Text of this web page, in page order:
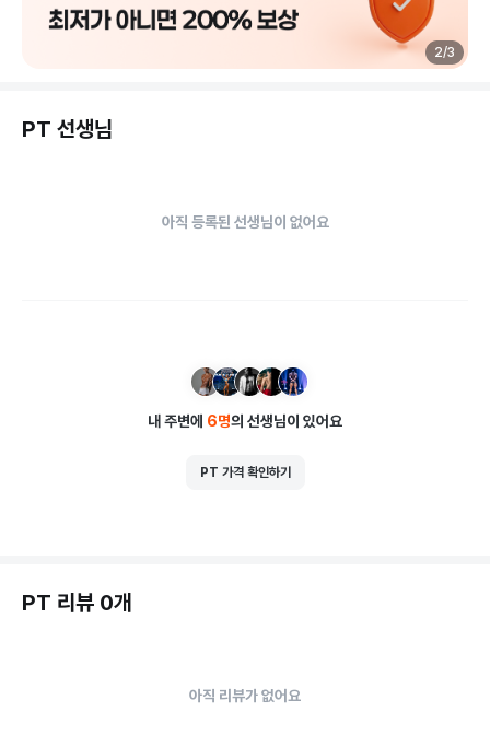
2/3
PT 선생님
아직 등록된 선생님이 없어요
내 주변에 6명의 선생님이 있어요
PT 가격 확인하기
PT 리뷰 0개
아직 리뷰가 없어요